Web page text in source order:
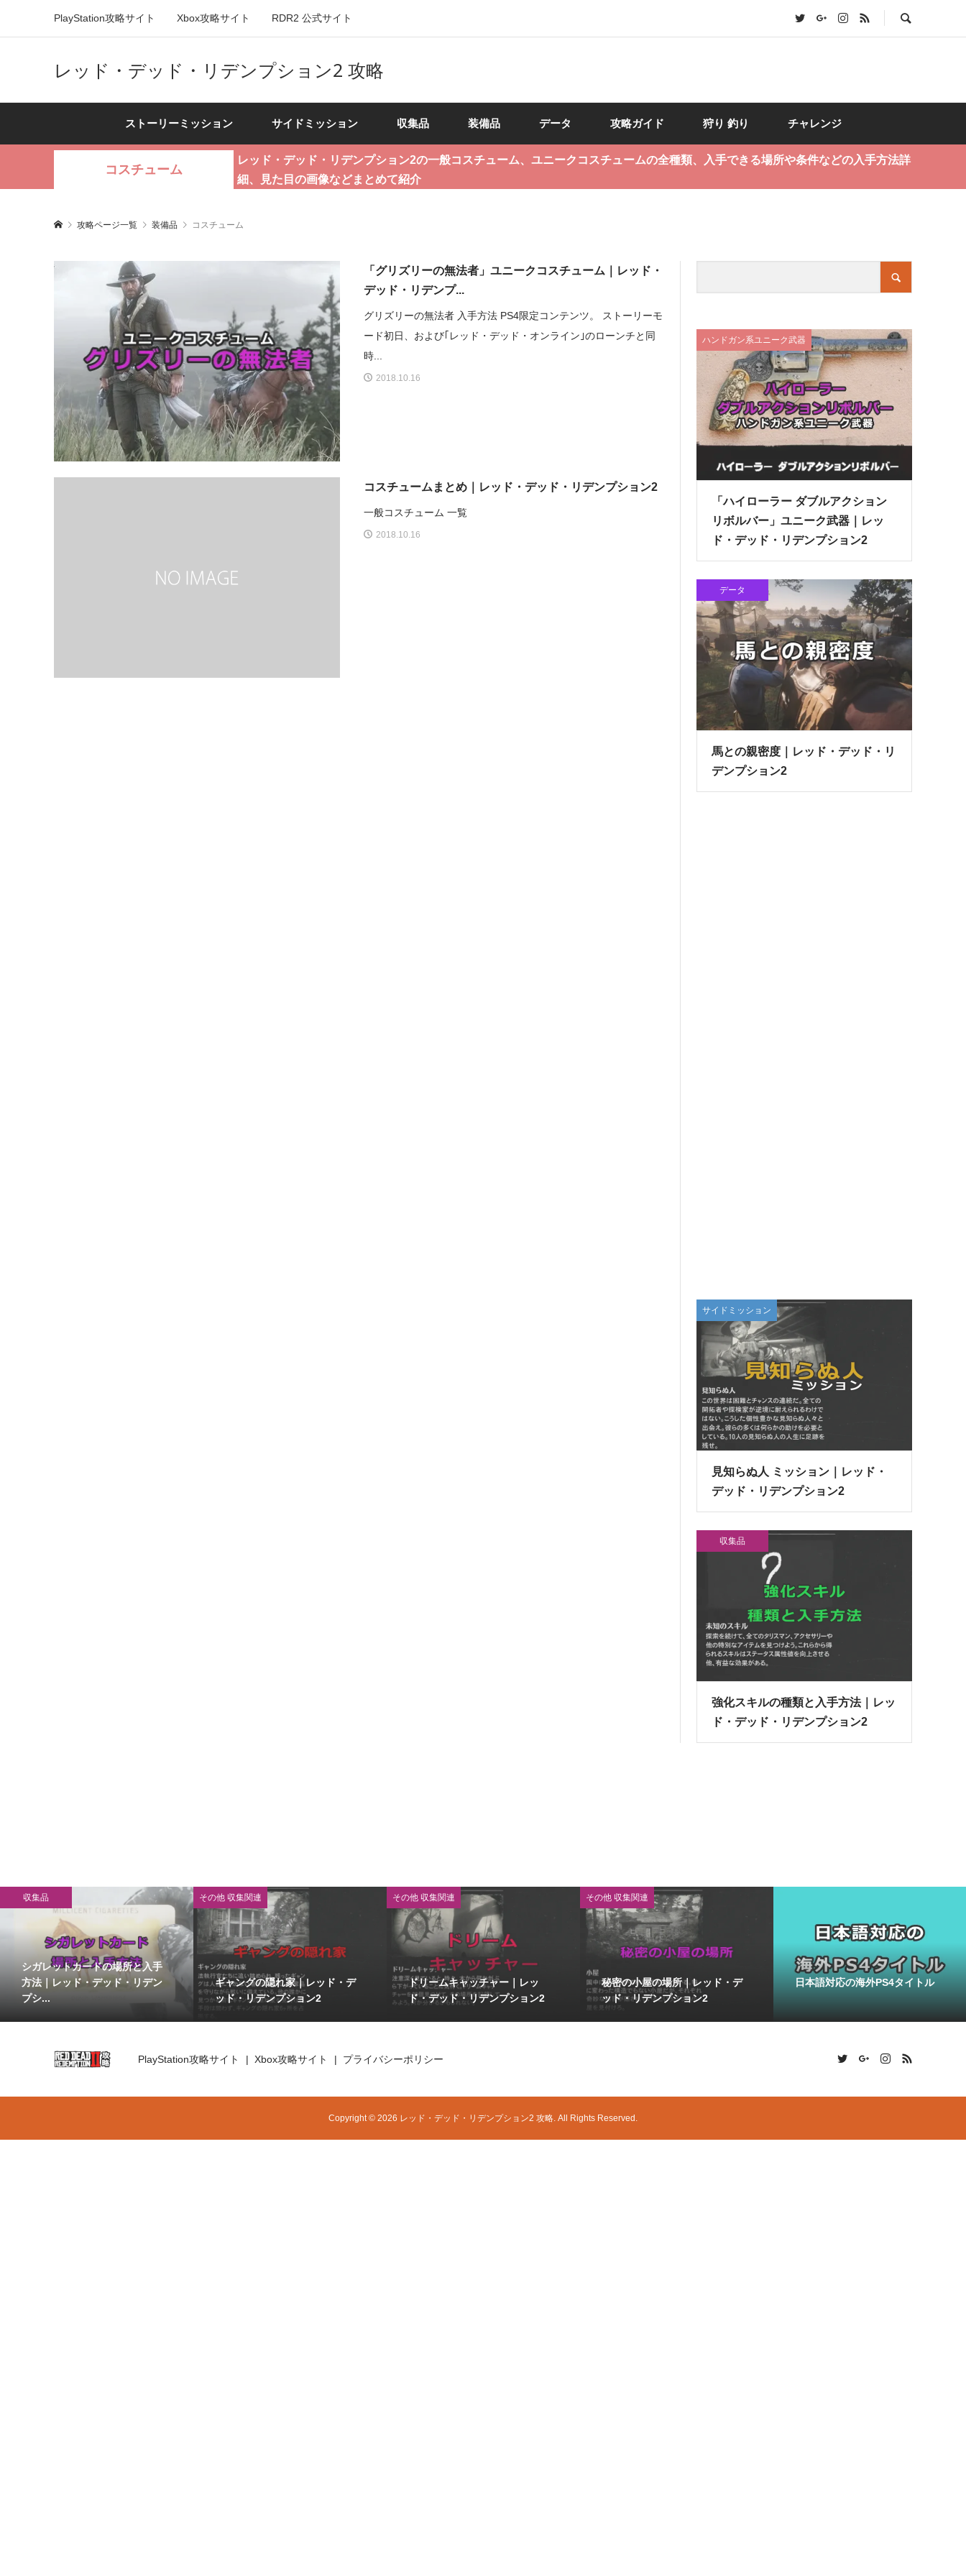
PlayStation攻略サイト Xbox攻略サイト RDR2 公式サイト
レッド・デッド・リデンプション2 攻略
ストーリーミッション サイドミッション 収集品 装備品 データ 攻略ガイド 狩り 釣り チャレンジ
コスチューム
レッド・デッド・リデンプション2の一般コスチューム、ユニークコスチュームの全種類、入手できる場所や条件などの入手方法詳
細、見た目の画像などまとめて紹介
攻略ページ一覧 装備品 コスチューム
「グリズリーの無法者」ユニークコスチューム｜レッド・
デッド・リデンプ...
グリズリーの無法者 入手方法 PS4限定コンテンツ。 ストーリーモ
ード初日、および｢レッド・デッド・オンライン｣のローンチと同
時...
2018.10.16
コスチュームまとめ｜レッド・デッド・リデンプション2
一般コスチューム 一覧
2018.10.16
ハンドガン系ユニーク武器
「ハイローラー ダブルアクション
リボルバー」ユニーク武器｜レッ
ド・デッド・リデンプション2
データ
馬との親密度｜レッド・デッド・リ
デンプション2
サイドミッション
見知らぬ人 ミッション｜レッド・
デッド・リデンプション2
収集品
強化スキルの種類と入手方法｜レッ
ド・デッド・リデンプション2
収集品
シガレットカードの場所と入手
方法｜レッド・デッド・リデン
プシ...
その他 収集関連
ギャングの隠れ家｜レッド・デ
ッド・リデンプション2
その他 収集関連
ドリームキャッチャー｜レッ
ド・デッド・リデンプション2
その他 収集関連
秘密の小屋の場所｜レッド・デ
ッド・リデンプション2
日本語対応の海外PS4タイトル
PlayStation攻略サイト Xbox攻略サイト プライバシーポリシー
Copyright © 2026 レッド・デッド・リデンプション2 攻略. All Rights Reserved.